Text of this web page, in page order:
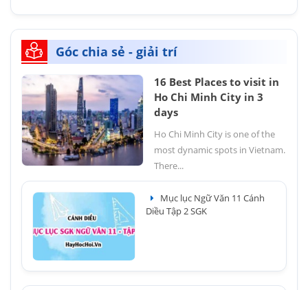
Góc chia sẻ - giải trí
16 Best Places to visit in
Ho Chi Minh City in 3
days
Ho Chi Minh City is one of the
most dynamic spots in Vietnam.
There...
Mục lục Ngữ Văn 11 Cánh
Diều Tập 2 SGK